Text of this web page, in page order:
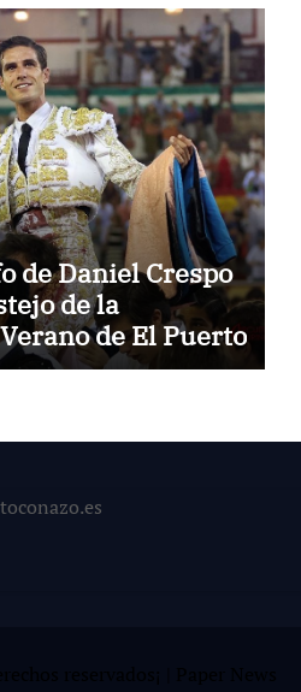
de Daniel Crespo
de la
de El Puerto